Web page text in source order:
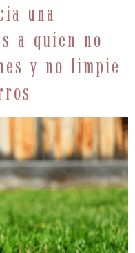
una
a quien no
y no limpie